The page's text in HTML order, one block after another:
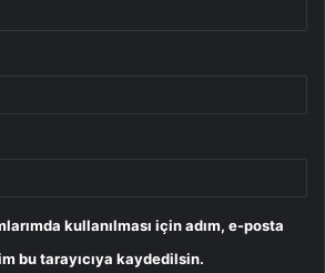
kullanılması için adım, e-posta
bu tarayıcıya kaydedilsin.